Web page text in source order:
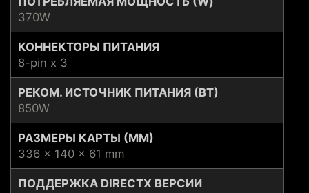
370W
КОННЕКТОРЫ ПИТАНИЯ
8-pin x 3
РЕКОМ. ИСТОЧНИК ПИТАНИЯ (ВТ)
850W
РАЗМЕРЫ КАРТЫ (ММ)
336 x 140 x 61 mm
ПОДДЕРЖКА DIRECTX ВЕРСИИ